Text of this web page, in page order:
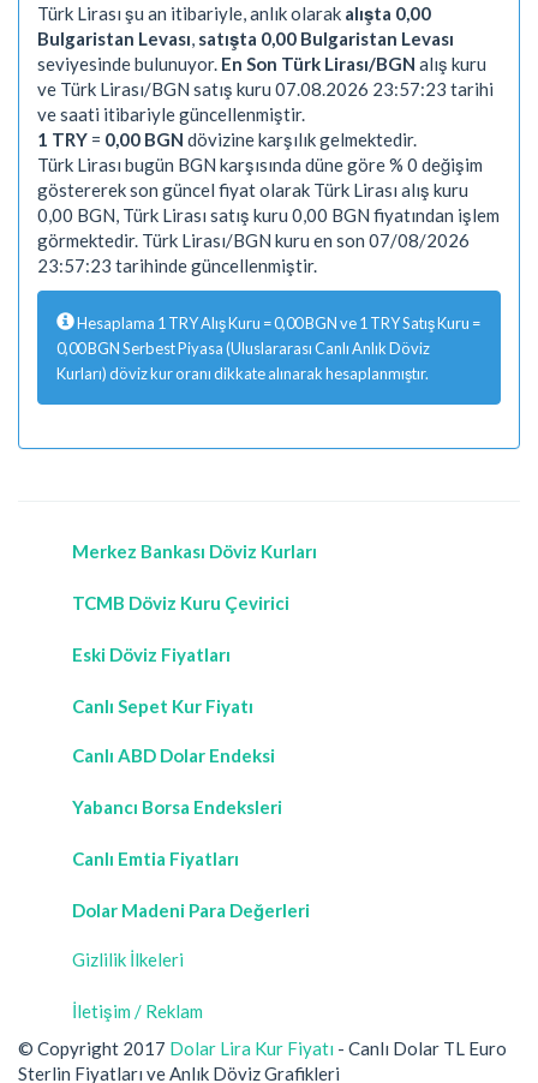
Türk Lirası şu an itibariyle, anlık olarak alışta 0,00
Bulgaristan Levası satışta 0,00 Bulgaristan Levası
seviyesinde bulunuyor. En Son Türk Lirası/BGN alış kuru
ve Türk Lirası/BGN satış kuru 07.08.2026 23:57:23 tarihi
ve saati itibariyle güncellenmiştir.
1 TRY = 0,00 BGN dövizine karşılık gelmektedir.
Türk Lirası bugün BGN karşısında düne göre % 0 değişim
göstererek son güncel fiyat olarak Türk Lirası alış kuru
0,00 BGN, Türk Lirası satış kuru 0,00 BGN fiyatından işlem
görmektedir. Türk Lirası/BGN kuru en son 07/08/2026
23:57:23 tarihinde güncellenmiştir.
Hesaplama 1 TRY Alış Kuru = 0,00 BGN ve 1 TRY Satış Kuru =
0,00 BGN Serbest Piyasa (Uluslararası Canlı Anlık Döviz
Kurları) döviz kur oranı dikkate alınarak hesaplanmıştır.
Merkez Bankası Döviz Kurları
TCMB Döviz Kuru Çevirici
Eski Döviz Fiyatları
Canlı Sepet Kur Fiyatı
Canlı ABD Dolar Endeksi
Yabancı Borsa Endeksleri
Canlı Emtia Fiyatları
Dolar Madeni Para Değerleri
Gizlilik İlkeleri
İletişim / Reklam
© Copyright 2017 Dolar Lira Kur Fiyatı - Canlı Dolar TL Euro
Sterlin Fiyatları ve Anlık Döviz Grafikleri